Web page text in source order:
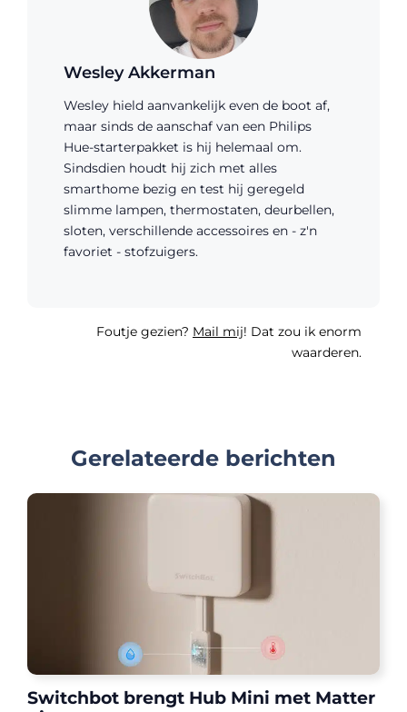
Wesley Akkerman
Wesley hield aanvankelijk even de boot af,
maar sinds de aanschaf van een Philips
Hue-starterpakket is hij helemaal om.
Sindsdien houdt hij zich met alles
smarthome bezig en test hij geregeld
slimme lampen, thermostaten, deurbellen,
sloten, verschillende accessoires en - z'n
favoriet - stofzuigers.
Foutje gezien? Mail mij! Dat zou ik enorm
waarderen.
Gerelateerde berichten
Switchbot brengt Hub Mini met Matter